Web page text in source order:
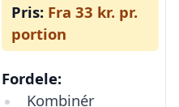
Pris: Fra 33 kr. pr.
portion
Fordele:
Kombinér